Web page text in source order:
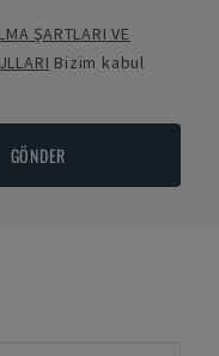
ŞARTLARI VE
Bizim kabul
GÖNDER